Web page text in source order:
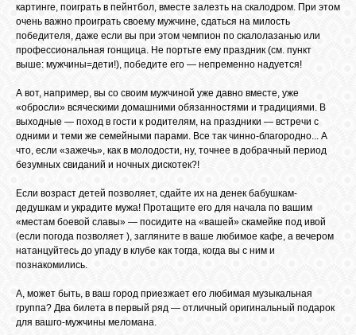
ВК
GOOGLE+
TWITTER
FACEBOOK
картинге, поиграть в пейнтбол, вместе залезть на скалодром. При этом
очень важно проиграть своему мужчине, сдаться на милость
победителя, даже если вы при этом чемпион по скалолазанью или
профессиональная гонщица. Не портьте ему праздник (см. пункт
выше: мужчины=дети!), победите его — непременно надуется!
А вот, например, вы со своим мужчиной уже давно вместе, уже
«обросли» всяческими домашними обязанностями и традициями. В
выходные — поход в гости к родителям, на праздники — встречи с
одними и теми же семейными парами. Все так чинно-благородно... А
что, если «зажечь», как в молодости, ну, точнее в добрачный период
безумных свиданий и ночных дискотек?!
Если возраст детей позволяет, сдайте их на денек бабушкам-
дедушкам и украдите мужа! Протащите его для начала по вашим
«местам боевой славы» — посидите на «вашей» скамейке под ивой
(если погода позволяет ), загляните в ваше любимое кафе, а вечером
натанцуйтесь до упаду в клубе как тогда, когда вы с ним и
познакомились.
А, может быть, в ваш город приезжает его любимая музыкальная
группа? Два билета в первый ряд — отличный оригинальный подарок
для вашго-мужчины меломана.